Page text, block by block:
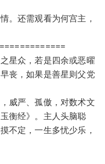
。还需观看为何宫主，
星众，若是四余或恶曜
丧，如果是善星则父党
威严、孤傲，对数术文
衡经》。主人头脑聪
不定，一生多忧少乐，